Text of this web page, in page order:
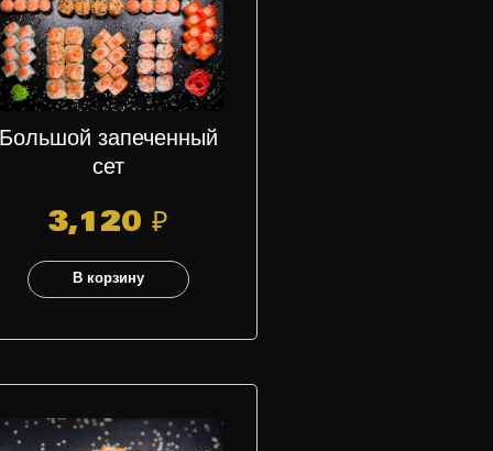
Большой запеченный
сет
3,120₽
В корзину